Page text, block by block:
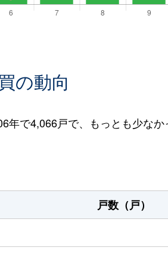
の動向
で4,066戸で、もっとも少な
戸数（戸）